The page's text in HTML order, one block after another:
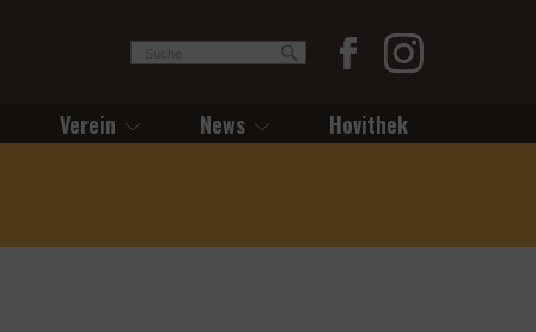
Verein News Hovithek